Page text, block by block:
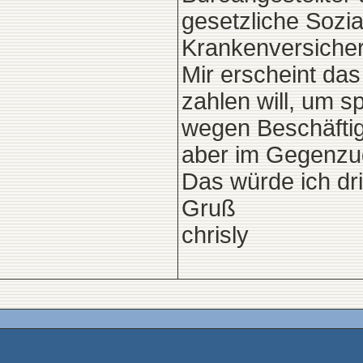
gesetzliche
Mir erscheint
zahlen will, um
wegen
aber im
Das würde ich
Gruß
chrisly